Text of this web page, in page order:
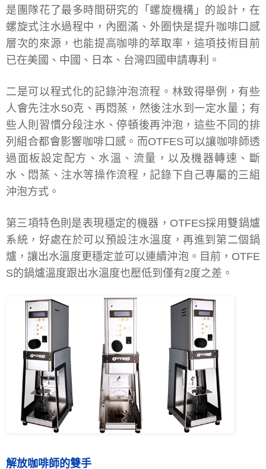
是團隊花了最多時間研究的「螺旋機構」的設計，在
螺旋式注水過程中，內圈滿、外圈快是提升咖啡口感
層次的來源，也能提高咖啡的萃取率，這項技術目前
已在美國、中國、日本、台灣四國申請專利。
二是可以程式化的記錄沖泡流程。林致得舉例，有些
人會先注水50克、再悶蒸，然後注水到一定水量；有
些人則習慣分段注水、停頓後再沖泡，這些不同的排
列組合都會影響咖啡口感。而OTFES可以讓咖啡師透
過面板設定配方、水溫、流量，以及機器轉速、斷
水、悶蒸、注水等操作流程，記錄下自己專屬的三組
沖泡方式。
第三項特色則是表現穩定的機器，OTFES採用雙鍋爐
系統，好處在於可以預設注水溫度，再進到第二個鍋
爐，讓出水溫度更穩定並可以連續沖泡。目前，OTFE
S的鍋爐溫度跟出水溫度也壓低到僅有2度之差。
解放咖啡師的雙手